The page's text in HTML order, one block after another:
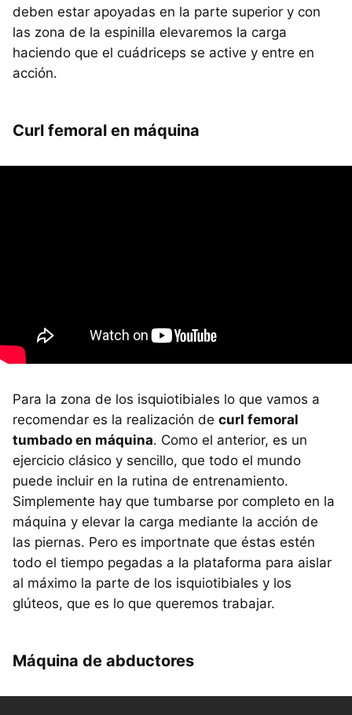
deben estar apoyadas en la parte superior y con
las zona de la espinilla elevaremos la carga
haciendo que el cuádriceps se active y entre en
acción.
Curl femoral en máquina
Para la zona de los isquiotibiales lo que vamos a
recomendar es la realización de curl femoral
tumbado en máquina. Como el anterior, es un
ejercicio clásico y sencillo, que todo el mundo
puede incluir en la rutina de entrenamiento.
Simplemente hay que tumbarse por completo en la
máquina y elevar la carga mediante la acción de
las piernas. Pero es importnate que éstas estén
todo el tiempo pegadas a la plataforma para aislar
al máximo la parte de los isquiotibiales y los
glúteos, que es lo que queremos trabajar.
Máquina de abductores